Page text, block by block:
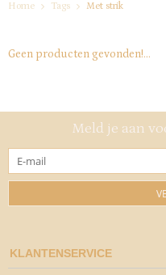
Home Tags Met strik
Geen producten gevonden!...
Meld je aan
KLANTENSERVICE